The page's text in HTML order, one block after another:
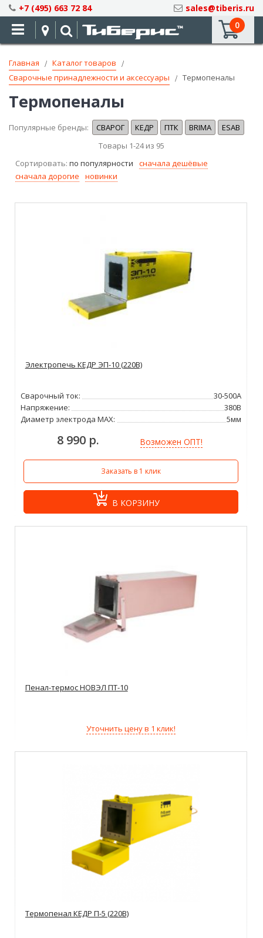
Skip
to
Content
+7 (495) 663 72 84
sales@tiberis.ru
0
Главная
Каталог товаров
Сварочные принадлежности и аксессуары
Термопеналы
Термопеналы
Популярные бренды: СВАРОГ КЕДР ПТК BRIMA
ESAB
Товары 1-24из 95
Сортировать: по популярности
сначала дешёвые
сначала дорогие
новинки
Электропечь КЕДР ЭП-10 (220В)
Сварочный ток:
30-500А
Напряжение:
380В
Диаметр электрода MAX:
5мм
8 990 р. Возможен ОПТ!
Заказать в 1 клик
В КОРЗИНУ
Пенал-термос НОВЭЛ ПТ-10
Уточнить цену в 1 клик!
Термопенал КЕДР П-5 (220В)